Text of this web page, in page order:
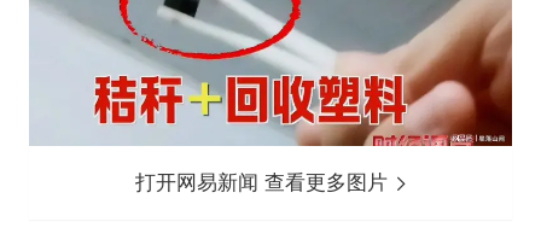
打开网易新闻 查看更多图片